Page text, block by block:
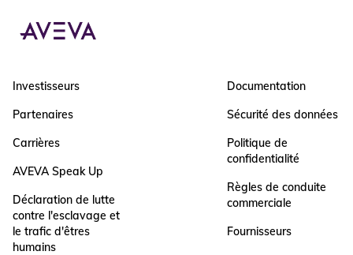
Investisseurs
Partenaires
Carrières
AVEVA Speak Up
Déclaration de lutte
contre l'esclavage et
le trafic d'êtres
humains
Documentation
Sécurité des données
Politique de
confidentialité
Règles de conduite
commerciale
Fournisseurs